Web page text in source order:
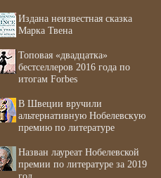
Издана неизвестная сказка
Марка Твена
Топовая «двадцатка»
бестселлеров 2016 года по
итогам Forbes
В Швеции вручили
альтернативную Нобелевскую
премию по литературе
Назван лауреат Нобелевской
премии по литературе за 2019